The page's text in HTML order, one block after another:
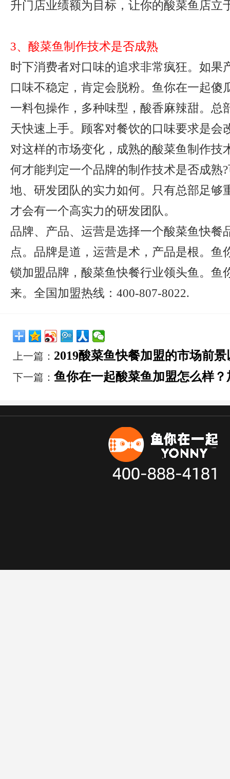
升门店业绩额为目标，让你的酸菜鱼店立
3、酸菜鱼制作技术是否成熟
时下消费者对口味的追求非常疯狂。如果
口味不稳定，肯定会脱粉。鱼你在一起傻
一料包操作，多种味型，酸香麻辣甜。总
天快速上手。顾客对餐饮的口味要求是会
对这样的市场变化，成熟的酸菜鱼制作技
何才能判定一个品牌的制作技术是否成熟
地、研发团队的实力如何。只有总部足够
才会有一个高实力的研发团队。
品牌、产品、运营是选择一个酸菜鱼快餐
点。品牌是道，运营是术，产品是根。鱼
锁加盟品牌，酸菜鱼快餐行业领头鱼。鱼
来。全国加盟热线：400-807-8022.
上一篇： 2019酸菜鱼快餐加盟的市场前
下一篇： 鱼你在一起酸菜鱼加盟怎么样